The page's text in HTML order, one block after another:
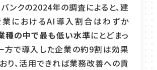
ンクの2024年の調査によると、建
業におけるAI導入割合はわずか
種の中で最も低い水準にとどまっ
方で導入した企業の約9割は効果
り、活用できれば業務改善への貢